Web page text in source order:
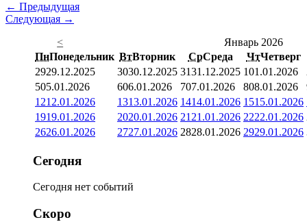
← Предыдущая
Следующая →
<
Январь 2026
ПнПонедельник ВтВторник СрСреда ЧтЧетверг
2929.12.2025 3030.12.2025 3131.12.2025 101.01.2026
505.01.2026 606.01.2026 707.01.2026 808.01.2026
1212.01.2026 1313.01.2026 1414.01.2026 1515.01.2026
1919.01.2026 2020.01.2026 21 21.01.2026 2222.01.2026
2626.01.2026 2727.01.2026 2828.01.2026 2929.01.2026
Сегодня
Сегодня нет событий
Скоро